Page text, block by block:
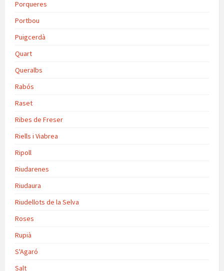
Porqueres
Portbou
Puigcerdà
Quart
Queralbs
Rabós
Raset
Ribes de Freser
Riells i Viabrea
Ripoll
Riudarenes
Riudaura
Riudellots de la Selva
Roses
Rupià
S'Agaró
Salt